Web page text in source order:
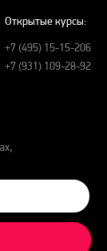
Открытые курсы:
+7 (495) 15-15-206
+7 (931) 109-28-92